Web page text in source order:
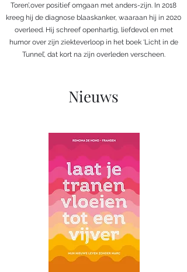
Toren’,over positief omgaan met anders-zijn. In 2018
kreeg hij de diagnose blaaskanker, waaraan hij in 2020
overleed. Hij schreef openhartig, liefdevol en met
humor over zijn ziekteverloop in het boek ‘Licht in de
Tunnel’, dat kort na zijn overleden verscheen.
Nieuws